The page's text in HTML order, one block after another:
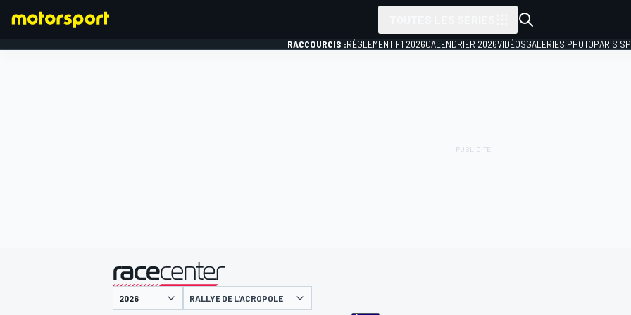
RACCOURCIS :RÈGLEMENT F1 2026CALENDRIER 2026VIDÉOSGALERIES PHOTOPARIS
présenté par
RALLYE DE L'ACROPOLE